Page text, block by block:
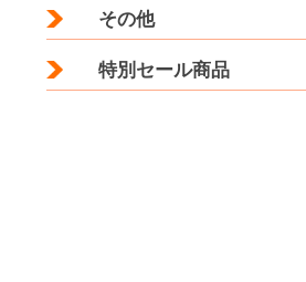
その他
特別セール商品